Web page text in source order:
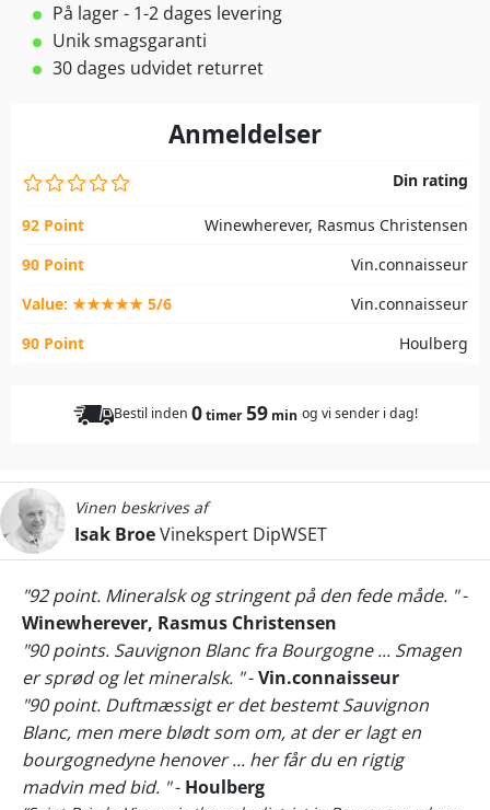
På lager - 1-2 dages levering
Unik smagsgaranti
30 dages udvidet returret
Anmeldelser
Din rating
92 Point
Winewherever, Rasmus Christensen
90 Point
Vin.connaisseur
Value: ★★★★★ 5/6
Vin.connaisseur
90 Point
Houlberg
Bestil inden 0timer59 min og vi sender i dag!
Vinen beskrives af
Isak BroeVinekspert DipWSET
"92 point. Mineralsk og stringent på den fede måde. "-
Winewherever, Rasmus Christensen
"90 points. Sauvignon Blanc fra Bourgogne ... Smagen
er sprød og let mineralsk. "-Vin.connaisseur
"90 point. Duftmæssigt er det bestemt Sauvignon
Blanc, men mere blødt som om, at der er lagt en
bourgognedyne henover ... her får du en rigtig
madvin med bid. "- Houlberg